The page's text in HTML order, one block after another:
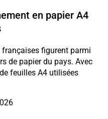
en papier A4
figurent parmi
de papier du pays. Avec
feuilles A4 utilisées